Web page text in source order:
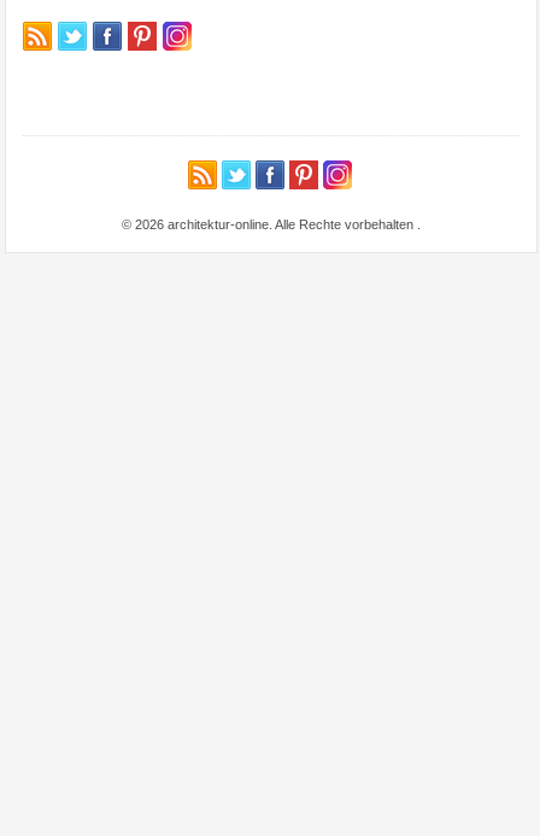
© 2026 architektur-online. Alle Rechte vorbehalten .